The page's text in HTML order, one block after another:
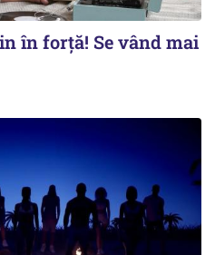
în forţă! Se vând mai